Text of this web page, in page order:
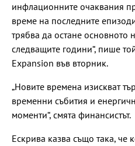
инфлационните очаквания
време на последните
трябва да остане основното
следващите години“, пише
Expansion във вторник.
„Новите времена изискват
временни събития и
моменти“, смята финансистът.
Ескрива казва също така, че